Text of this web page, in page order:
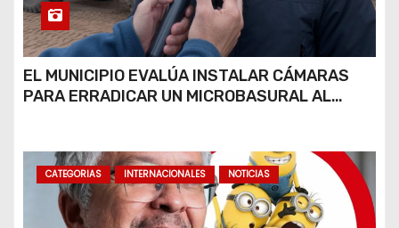
EL MUNICIPIO EVALÚA INSTALAR CÁMARAS
PARA ERRADICAR UN MICROBASURAL AL
CATEGORIAS INTERNACIONALES NOTICIAS